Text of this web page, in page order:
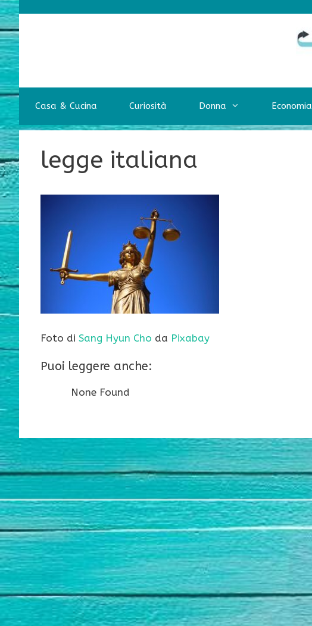
Vai
al
contenuto
Casa & Cucina Curiosità Donna Economia
legge italiana
Foto di Sang Hyun Cho da Pixabay
Puoi leggere anche:
None Found